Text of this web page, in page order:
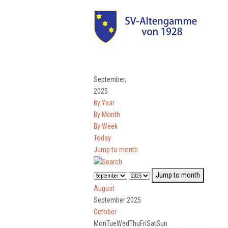
September,
2025
By Year
By Month
By Week
Today
Jump to month
Jump to month
August
September 2025
October
MonTueWedThuFriSatSun